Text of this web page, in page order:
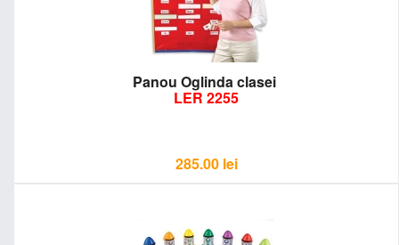
Panou Oglinda clasei
LER 2255
285.00 lei